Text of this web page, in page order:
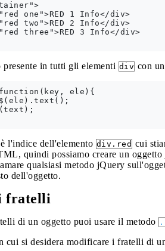
one">RED 1 Info</div>
two">RED 2 Info</div>
three">RED 3 Info</div>
presente in tutti gli elementi div con
ele){
è l'indice dell'elemento div.red cui
quindi possiamo creare un oggetto
qualsiasi metodo jQuery
dell'oggetto.
fratelli
di un oggetto puoi usare il metodo
cui si desidera modificare i fratelli di